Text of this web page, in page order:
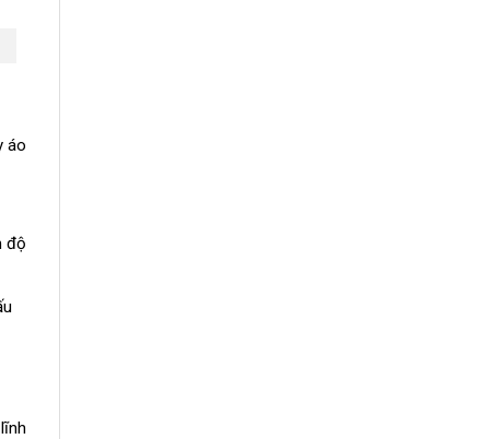
áo
độ